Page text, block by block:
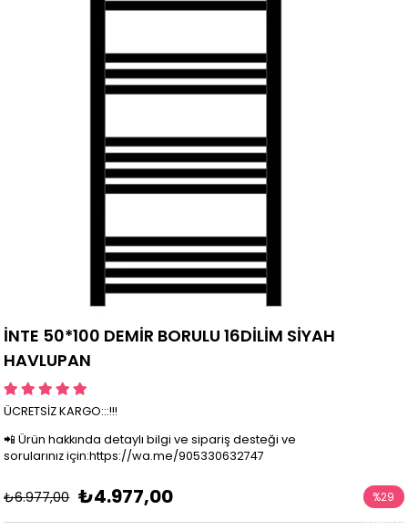
İNTE 50*100 DEMİR BORULU 16DİLİM SİYAH
HAVLUPAN
ÜCRETSİZ KARGO:::!!!
📲 Ürün hakkında detaylı bilgi ve sipariş desteği ve
sorularınız için:https://wa.me/905330632747
₺6.977,00 ₺4.977,00 %29
İndirim